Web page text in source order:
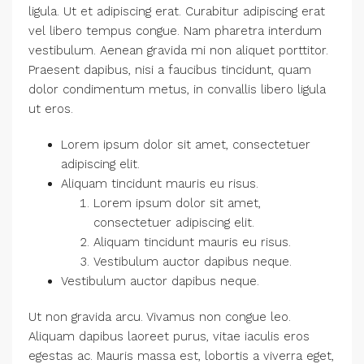
ligula. Ut et adipiscing erat. Curabitur adipiscing erat
vel libero tempus congue. Nam pharetra interdum
vestibulum. Aenean gravida mi non aliquet porttitor.
Praesent dapibus, nisi a faucibus tincidunt, quam
dolor condimentum metus, in convallis libero ligula
ut eros.
Lorem ipsum dolor sit amet, consectetuer
adipiscing elit.
Aliquam tincidunt mauris eu risus.
Lorem ipsum dolor sit amet,
consectetuer adipiscing elit.
Aliquam tincidunt mauris eu risus.
Vestibulum auctor dapibus neque.
Vestibulum auctor dapibus neque.
Ut non gravida arcu. Vivamus non congue leo.
Aliquam dapibus laoreet purus, vitae iaculis eros
egestas ac. Mauris massa est, lobortis a viverra eget,